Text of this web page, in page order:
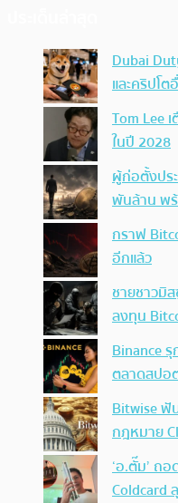
Dubai
และคริปโ
Tom Lee
ในปี 2028
ผู้ก่อตั้งปร
พันล้าน พ
กราฟ
อีกแล้ว
ชายชาวมิ
ลงทุน
Binance
ตลาดสปอ
Bitwise ฟั
กฎหมาย
‘อ.ตั๊ม’ ถ
Coldcard